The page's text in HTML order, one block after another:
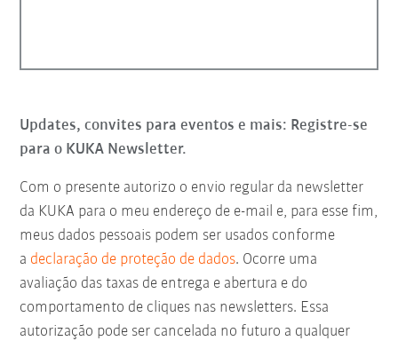
Updates, convites para eventos e mais: Registre-se
para o KUKA Newsletter.
Com o presente autorizo o envio regular da newsletter
da KUKA para o meu endereço de e-mail e, para esse fim,
meus dados pessoais podem ser usados conforme
a declaração de proteção de dados. Ocorre uma
avaliação das taxas de entrega e abertura e do
comportamento de cliques nas newsletters. Essa
autorização pode ser cancelada no futuro a qualquer